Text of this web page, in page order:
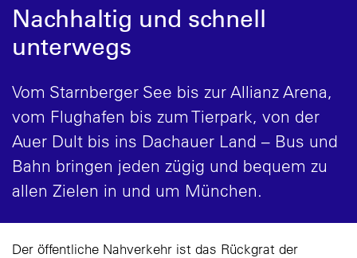
Nachhaltig und schnell
unterwegs
Vom Starnberger See bis zur Allianz Arena,
vom Flughafen bis zum Tierpark, von der
Auer Dult bis ins Dachauer Land – Bus und
Bahn bringen jeden zügig und bequem zu
allen Zielen in und um München.
Der öffentliche Nahverkehr ist das Rückgrat der